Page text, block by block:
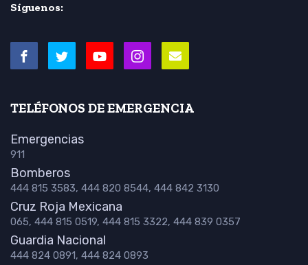
Síguenos:
TELÉFONOS DE EMERGENCIA
Emergencias
911
Bomberos
444 815 3583, 444 820 8544, 444 842 3130
Cruz Roja Mexicana
065, 444 815 0519, 444 815 3322, 444 839 0357
Guardia Nacional
444 824 0891, 444 824 0893